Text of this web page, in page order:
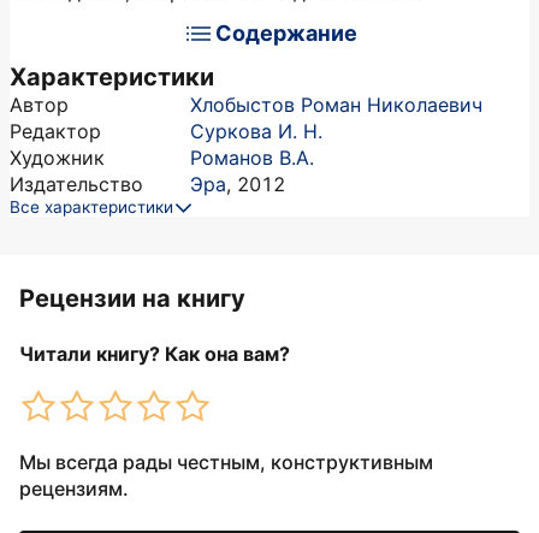
Содержание
Характеристики
Автор
Хлобыстов Роман Николаевич
Редактор
Суркова И. Н.
Художник
Романов В.А.
Издательство
Эра, 2012
Все характеристики
Рецензии на книгу
Читали книгу? Как она вам?
Мы всегда рады честным, конструктивным
рецензиям.